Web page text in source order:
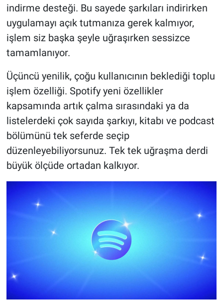
indirme desteği. Bu sayede şarkıları indirirken
uygulamayı açık tutmanıza gerek kalmıyor,
işlem siz başka şeyle uğraşırken sessizce
tamamlanıyor.
Üçüncü yenilik, çoğu kullanıcının beklediği toplu
işlem özelliği. Spotify yeni özellikler
kapsamında artık çalma sırasındaki ya da
listelerdeki çok sayıda şarkıyı, kitabı ve podcast
bölümünü tek seferde seçip
düzenleyebiliyorsunuz. Tek tek uğraşma derdi
büyük ölçüde ortadan kalkıyor.